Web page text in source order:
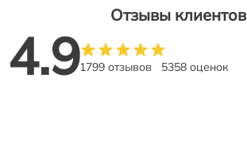
Отзывы клиентов
4.91799 отзывов 5358 оценок